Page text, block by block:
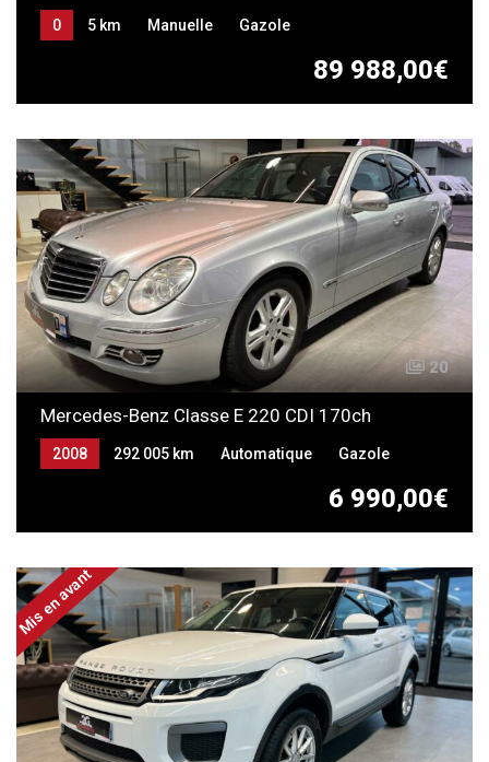
89 988,00€
0 5 km Manuelle Gazole
20
Mercedes-Benz Classe E 220 CDI 170ch
6 990,00€
2008 292 005 km Automatique Gazole
Mis en avant